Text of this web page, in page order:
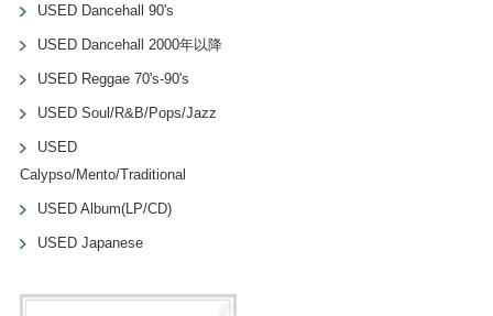
USED Dancehall 90's
USED Dancehall 2000年以降
USED Reggae 70's-90's
USED Soul/R&B/Pops/Jazz
USED
Calypso/Mento/Traditional
USED Album(LP/CD)
USED Japanese